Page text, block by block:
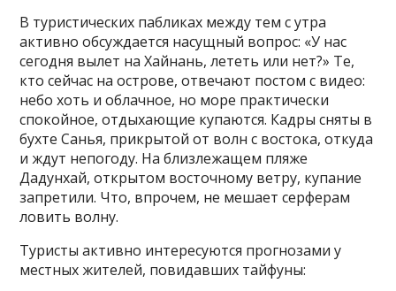
В туристических пабликах между тем с утра
активно обсуждается насущный вопрос: «У нас
сегодня вылет на Хайнань, лететь или нет?» Те,
кто сейчас на острове, отвечают постом с видео:
небо хоть и облачное, но море практически
спокойное, отдыхающие купаются. Кадры сняты в
бухте Санья, прикрытой от волн с востока, откуда
и ждут непогоду. На близлежащем пляже
Дадунхай, открытом восточному ветру, купание
запретили. Что, впрочем, не мешает серферам
ловить волну.
Туристы активно интересуются прогнозами у
местных жителей, повидавших тайфуны: